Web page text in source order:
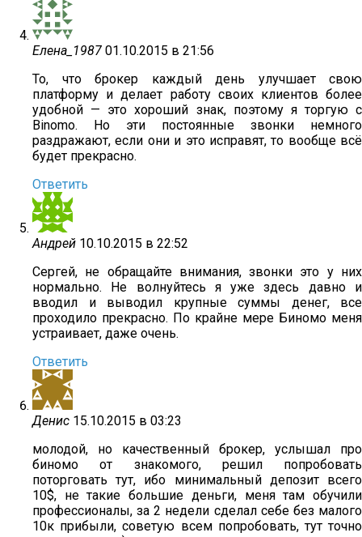
Елена_1987 01.10.2015 в 21:56
То, что брокер каждый день улучшает свою
платформу и делает работу своих клиентов более
удобной — это хороший знак, поэтому я торгую с
Binomo. Но эти постоянные звонки немного
раздражают, если они и это исправят, то вообще всё
будет прекрасно.
Ответить
Андрей 10.10.2015 в 22:52
Сергей, не обращайте внимания, звонки это у них
нормально. Не волнуйтесь я уже здесь давно и
вводил и выводил крупные суммы денег, все
проходило прекрасно. По крайне мере Биномо меня
устраивает, даже очень.
Ответить
Денис 15.10.2015 в 03:23
молодой, но качественный брокер, услышал про
биномо от знакомого, решил попробовать
поторговать тут, ибо минимальный депозит всего
10$, не такие большие деньги, меня там обучили
профессионалы, за 2 недели сделал себе без малого
10к прибыли, советую всем попробовать, тут точно